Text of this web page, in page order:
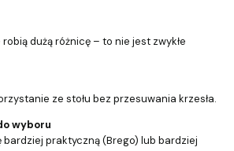
dużą różnicę – to nie jest zwykłe
ze stołu bez przesuwania krzesła.
wyboru
bardziej praktyczną (Brego) lub bardziej